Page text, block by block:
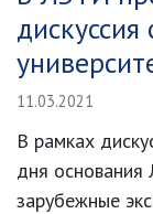
11.03.2021
В рамках
дня
зарубежные